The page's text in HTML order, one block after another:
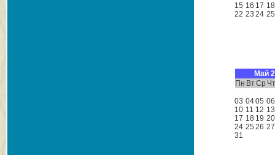
15 16 17 18
22 23 24 25
Май
Пн ВтСр
03 0405 06
10 11 12 13
17 18 19 20
24 25 26 27
31